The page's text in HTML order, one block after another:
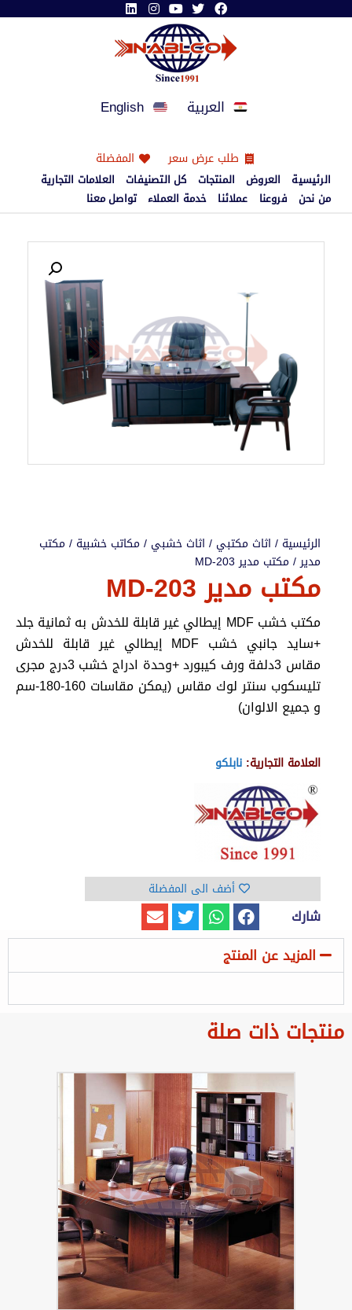
العربية English
طلب عرض سعر المفضلة
الرئيسية العروض المنتجات كل التصنيفات
العلامات التجارية
من نحن فروعنا عملائنا خدمة العملاء تواصل معنا
الرئيسية / اثاث مكتبي / اثاث خشبي /مكاتب خشبية /مكتب
مدير/ مكتب مدير MD-203
مكتب مدير MD-203
مكتب خشب MDF إيطالي غير قابلة للخدش به ثمانية جلد
+سايد جانبي خشب MDF إيطالي غير قابلة للخدش
مقاس 3دلفة ورف كيبورد +وحدة ادراج خشب 3درج مجرى
تليسكوب سنتر لوك مقاس (يمكن مقاسات 160-180-سم
و جميع الالوان)
العلامة التجارية: نابلكو
أضف الى المفضلة
شارك
المزيد عن المنتج
منتجات ذات صلة